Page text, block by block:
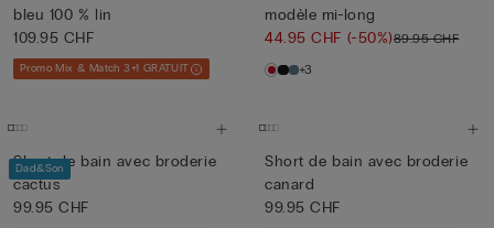
bleu 100 % lin
109.95 CHF
Promo Mix & Match 3+1 GRATUIT
modèle mi-long
44.95 CHF (-50%)89.95 CHF
+3
Dad&Son
Short de bain avec broderie
cactus
99.95 CHF
Short de bain avec broderie
canard
99.95 CHF